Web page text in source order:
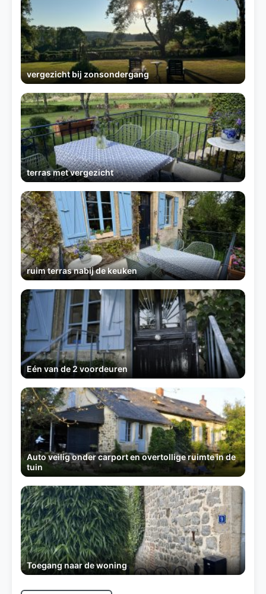
vergezicht bij zonsondergang
terras met vergezicht
ruim terras nabij de keuken
Eén van de 2 voordeuren
Auto veilig onder carport en overtollige ruimte in de
tuin
Toegang naar de woning